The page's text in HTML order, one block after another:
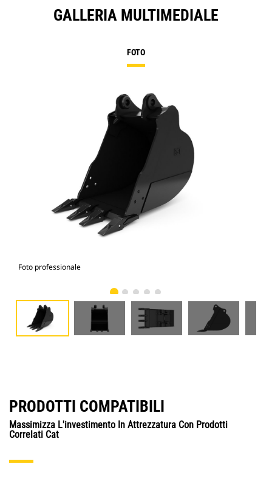
GALLERIA MULTIMEDIALE
FOTO
Foto professionale
PRODOTTI COMPATIBILI
Massimizza L'investimento In Attrezzatura Con Prodotti
Correlati Cat